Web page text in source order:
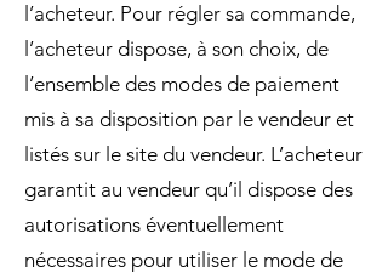
l’acheteur. Pour régler sa commande,
l’acheteur dispose, à son choix, de
l’ensemble des modes de paiement
mis à sa disposition par le vendeur et
listés sur le site du vendeur. L’acheteur
garantit au vendeur qu’il dispose des
autorisations éventuellement
nécessaires pour utiliser le mode de